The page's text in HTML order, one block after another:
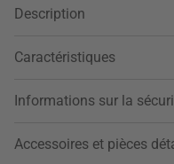
Description
Caractéristiques
Informations sur la
Accessoires et pièces